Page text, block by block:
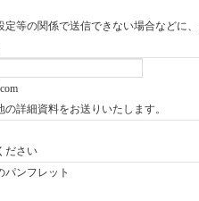
等の関係で送信できない場合などに
詳細資料をお送りいたします。
ださい
パンフレット